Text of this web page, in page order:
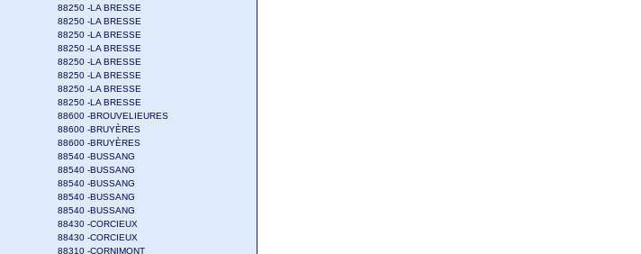
88250 -LA BRESSE
88250 -LA BRESSE
88250 -LA BRESSE
88250 -LA BRESSE
88250 -LA BRESSE
88250 -LA BRESSE
88250 -LA BRESSE
88250 -LA BRESSE
88600 -BROUVELIEURES
88600 -BRUYÈRES
88600 -BRUYÈRES
88540 -BUSSANG
88540 -BUSSANG
88540 -BUSSANG
88540 -BUSSANG
88540 -BUSSANG
88430 -CORCIEUX
88430 -CORCIEUX
88310 -CORNIMONT